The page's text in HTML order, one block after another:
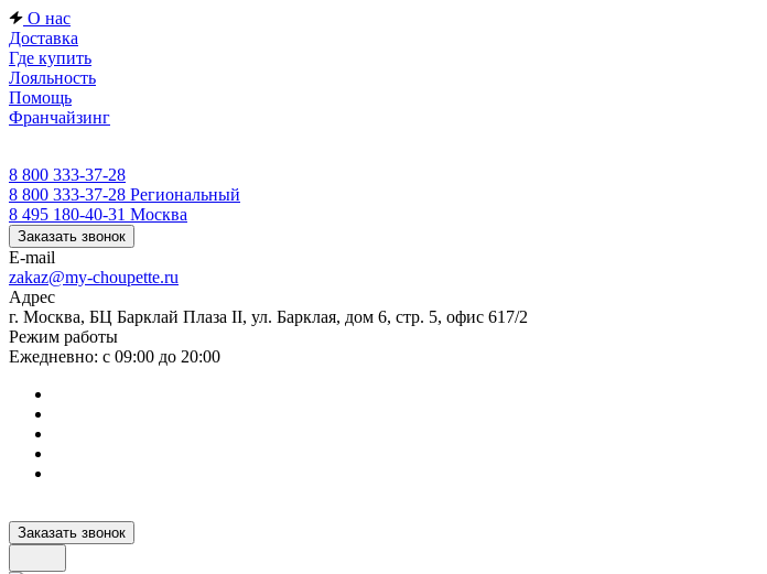
О нас
Доставка
Где купить
Лояльность
Помощь
Франчайзинг
8 800 333-37-28
8 800 333-37-28 Региональный
8 495 180-40-31 Москва
Заказать звонок
E-mail
zakaz@my-choupette.ru
Адрес
г. Москва, БЦ Барклай Плаза II, ул. Барклая, дом 6, стр. 5, офис 617/2
Режим работы
Ежедневно: с 09:00 до 20:00
Заказать звонок